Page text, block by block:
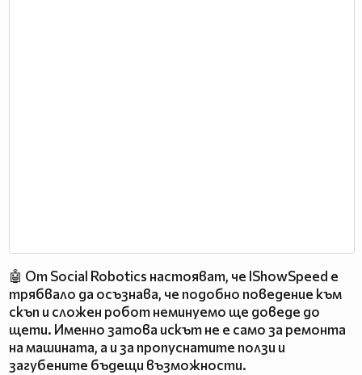
🤖 От Social Robotics настояват, че IShowSpeed е
трябвало да осъзнава, че подобно поведение към
скъп и сложен робот неминуемо ще доведе до
щети. Именно затова искът не е само за ремонта
на машината, а и за пропуснатите ползи и
загубените бъдещи възможности.